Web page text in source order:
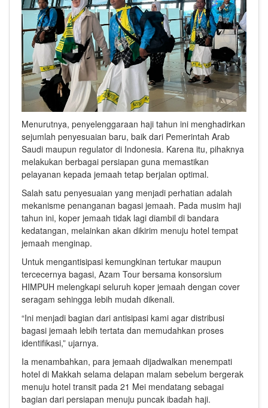
Menurutnya, penyelenggaraan haji tahun ini menghadirkan
sejumlah penyesuaian baru, baik dari Pemerintah Arab
Saudi maupun regulator di Indonesia. Karena itu, pihaknya
melakukan berbagai persiapan guna memastikan
pelayanan kepada jemaah tetap berjalan optimal.
Salah satu penyesuaian yang menjadi perhatian adalah
mekanisme penanganan bagasi jemaah. Pada musim haji
tahun ini, koper jemaah tidak lagi diambil di bandara
kedatangan, melainkan akan dikirim menuju hotel tempat
jemaah menginap.
Untuk mengantisipasi kemungkinan tertukar maupun
tercecernya bagasi, Azam Tour bersama konsorsium
HIMPUH melengkapi seluruh koper jemaah dengan cover
seragam sehingga lebih mudah dikenali.
“Ini menjadi bagian dari antisipasi kami agar distribusi
bagasi jemaah lebih tertata dan memudahkan proses
identifikasi,” ujarnya.
Ia menambahkan, para jemaah dijadwalkan menempati
hotel di Makkah selama delapan malam sebelum bergerak
menuju hotel transit pada 21 Mei mendatang sebagai
bagian dari persiapan menuju puncak ibadah haji.